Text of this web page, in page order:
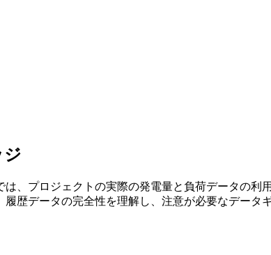
ジ
は、プロジェクトの実際の発電量と負荷データの利
履歴データの完全性を理解し、注意が必要なデータ